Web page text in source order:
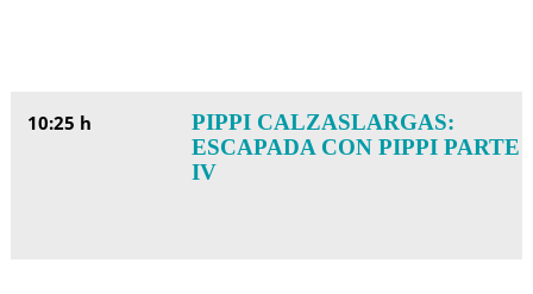
10:25 h
PIPPI CALZASLARGAS:
ESCAPADA CON PIPPI PARTE
IV